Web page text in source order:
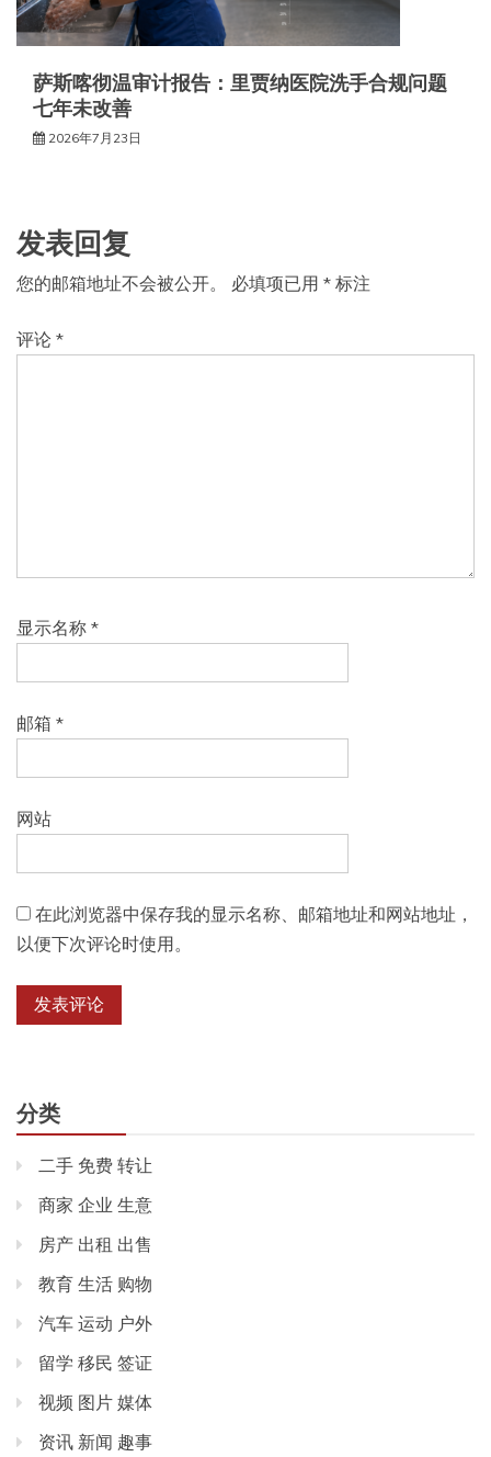
萨斯喀彻温审计报告：里贾纳医院洗手合规问题
七年未改善
2026年7月23日
发表回复
您的邮箱地址不会被公开。 必填项已用 * 标注
评论 *
显示名称 *
邮箱 *
网站
在此浏览器中保存我的显示名称、邮箱地址和网站地址，
以便下次评论时使用。
分类
二手 免费 转让
商家 企业 生意
房产 出租 出售
教育 生活 购物
汽车 运动 户外
留学 移民 签证
视频 图片 媒体
资讯 新闻 趣事